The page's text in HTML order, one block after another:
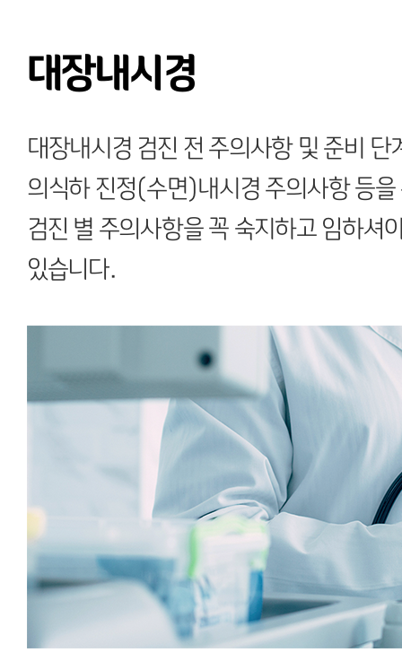
대장내시경
대장내시경 검진 전 주의사항 및 준비
의식하 진정(수면)내시경 주의사항 등
검진 별 주의사항을 꼭 숙지하고 임하셔
있습니다.